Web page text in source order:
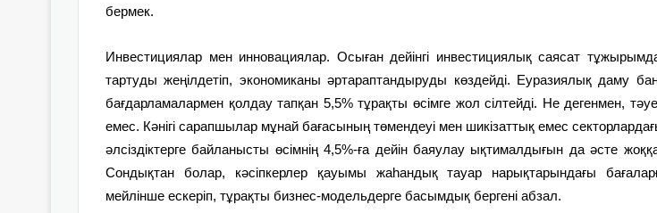
бермек.
Инвестициялар мен инновациялар. Осыған дейінгі инвестициялық саясат
тартуды жеңілдетіп, экономиканы әртараптандыруды көздейді. Еуразиялық даму
бағдарламалармен қолдау тапқан 5,5% тұрақты өсімге жол сілтейді. Не дегенмен,
емес. Кәнігі сарапшылар мұнай бағасының төмендеуі мен шикізаттық емес
әлсіздіктерге байланысты өсімнің 4,5%-ға дейін баяулау ықтималдығын да әсте
Сондықтан болар, кәсіпкерлер қауымы жаһандық тауар нарықтарындағы
мейлінше ескеріп, тұрақты бизнес-модельдерге басымдық бергені абзал.